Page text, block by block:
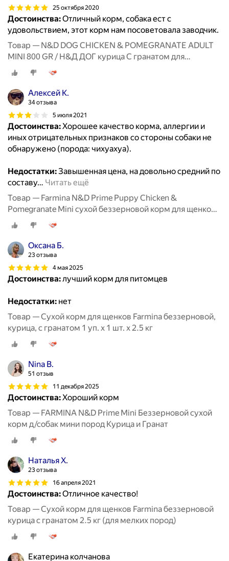
25 октября 2020
Достоинства:Отличный корм, собака ест с
удовольствием, этот корм нам посоветовала заводчик.
Товар — N&D DOG CHICKEN & POMEGRANATE ADULT
MINI 800 GR / Н&Д ДОГ курица С гранатом для
взрослых собак мини 800 г
Алексей К.
34 отзыва
5 июля 2021
Достоинства:Хорошее качество корма, аллергии и
иных отрицательных признаков со стороны собаки не
обнаружено (порода: чихуахуа).
Недостатки:Завышенная цена, на довольно средний по
составу… Читать ещё
Товар — Farmina N&D Prime Puppy Chicken &
Pomegranate Mini сухой беззерновой корм для щенков
мелких пород с курицей и гранатом - 2,5 кг
Оксана Б.
23 отзыва
4 мая 2025
Достоинства:лучший корм для питомцев
Недостатки: нет
Товар — Сухой корм для щенков Farmina беззерновой,
курица, с гранатом 1 уп. х 1 шт. х 2.5 кг
Nina B.
51 отзыв
11 декабря 2025
Достоинства:Хороший корм
Товар — FARMINA N&D Prime Mini Беззерновой сухой
корм д/собак мини пород Курица и Гранат
Наталья Х.
23 отзыва
16 апреля 2021
Достоинства:Отличное качество!
Товар — Сухой корм для щенков Farmina беззерновой
курица с гранатом 2.5 кг (для мелких пород)
Екатерина колчанова